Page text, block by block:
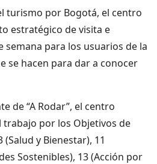
turismo por Bogotá, el centro
estratégico de visita e
semana para los usuarios de la
se hacen para dar a conocer
de “A Rodar”, el centro
trabajo por los Objetivos de
y Bienestar), 11
Sostenibles), 13 (Acción por